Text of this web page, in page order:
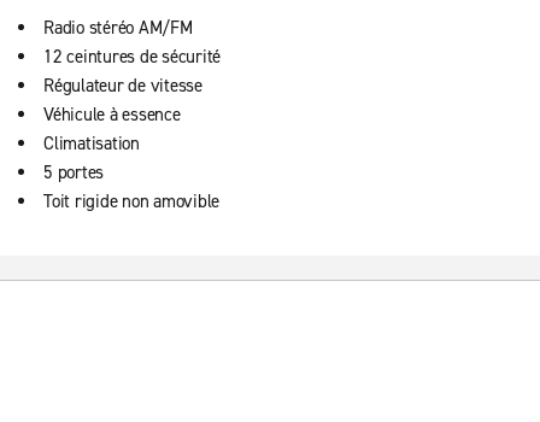
Radio stéréo AM/FM
12 ceintures de sécurité
Régulateur de vitesse
Véhicule à essence
Climatisation
5 portes
Toit rigide non amovible